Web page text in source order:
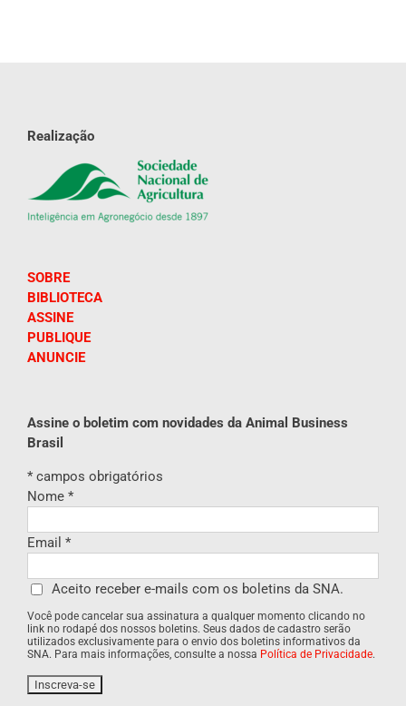
Realização
SOBRE
BIBLIOTECA
ASSINE
PUBLIQUE
ANUNCIE
Assine o boletim com novidades da Animal Business
Brasil
* campos obrigatórios
Nome *
Email *
Aceito receber e-mails com os boletins da SNA.
Você pode cancelar sua assinatura a qualquer momento clicando no
link no rodapé dos nossos boletins. Seus dados de cadastro serão
utilizados exclusivamente para o envio dos boletins informativos da
SNA. Para mais informações, consulte a nossa Política de Privacidade.